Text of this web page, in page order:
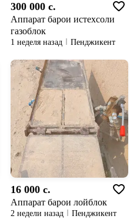
300 000 c.
Аппарат барои истехсоли
газоблок
1 неделя назад Пенджикент
16 000 c.
Аппарат барои лойблок
2 недели назад Пенджикент